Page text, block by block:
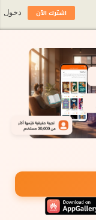
اشترك الآن دخول